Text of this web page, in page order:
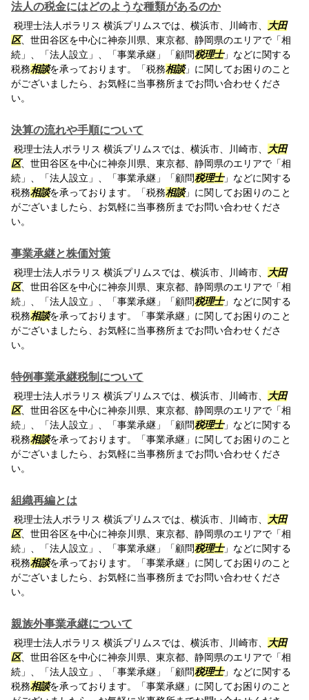
法人の税金にはどのような種類があるのか
税理士法人ポラリス 横浜プリムスでは、横浜市、川崎市、
大田
区、世田谷区を中心に神奈川県、東京都、静岡県のエリアで「相
続」、「法人設立」、「事業承継」「顧問税理士」などに関する
税務相談を承っております。「税務相談」に関してお困りのこと
がございましたら、お気軽に当事務所までお問い合わせくださ
い。
決算の流れや手順について
税理士法人ポラリス 横浜プリムスでは、横浜市、川崎市、
大田
区、世田谷区を中心に神奈川県、東京都、静岡県のエリアで「相
続」、「法人設立」、「事業承継」「顧問税理士」などに関する
税務相談を承っております。「税務相談」に関してお困りのこと
がございましたら、お気軽に当事務所までお問い合わせくださ
い。
事業承継と株価対策
税理士法人ポラリス 横浜プリムスでは、横浜市、川崎市、
大田
区、世田谷区を中心に神奈川県、東京都、静岡県のエリアで「相
続」、「法人設立」、「事業承継」「顧問税理士」などに関する
税務相談を承っております。「事業承継」に関してお困りのこと
がございましたら、お気軽に当事務所までお問い合わせくださ
い。
特例事業承継税制について
税理士法人ポラリス 横浜プリムスでは、横浜市、川崎市、
大田
区、世田谷区を中心に神奈川県、東京都、静岡県のエリアで「相
続」、「法人設立」、「事業承継」「顧問税理士」などに関する
税務相談を承っております。「事業承継」に関してお困りのこと
がございましたら、お気軽に当事務所までお問い合わせくださ
い。
組織再編とは
税理士法人ポラリス 横浜プリムスでは、横浜市、川崎市、
大田
区、世田谷区を中心に神奈川県、東京都、静岡県のエリアで「相
続」、「法人設立」、「事業承継」「顧問税理士」などに関する
税務相談を承っております。「事業承継」に関してお困りのこと
がございましたら、お気軽に当事務所までお問い合わせくださ
い。
親族外事業承継について
税理士法人ポラリス 横浜プリムスでは、横浜市、川崎市、
大田
区、世田谷区を中心に神奈川県、東京都、静岡県のエリアで「相
続」、「法人設立」、「事業承継」「顧問税理士」などに関する
税務相談を承っております。「事業承継」に関してお困りのこと